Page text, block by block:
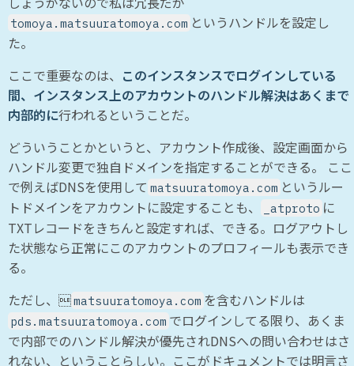
tomoya.matsuuratomoya.com というハンドルを設定し
た。
ここで重要なのは、 このインスタンスでログインしている
間、インスタンス上のアカウントのハンドル解決はあくまで
内部的に行われるということだ。
どういうことかというと、アカウント作成後、設定画面から
ハンドル変更で独自ドメインを指定することができる。 ここ
で例えばDNSを使用して matsuuratomoya.com というルー
トドメインをアカウントに設定することも、
_atproto に
TXTレコードをきちんと設定すれば、できる。ログアウトし
た状態なら正常にこのアカウントのプロフィールも表示でき
る。
ただし、matsuuratomoya.com を含むハンドルは
pds.matsuuratomoya.com でログインしてる限り、あくま
で内部でのハンドル解決が優先されDNSへの問い合わせはさ
れない、ということらしい。ここがドキュメントでは明言さ